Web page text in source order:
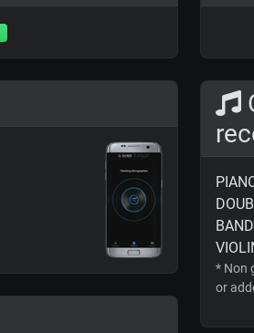
* Non
or